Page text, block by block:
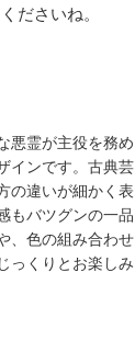
ださいね。
悪霊が主役を務め
インです。古典芸
の違いが細かく表
もバツグンの一品
、色の組み合わせ
っくりとお楽しみ